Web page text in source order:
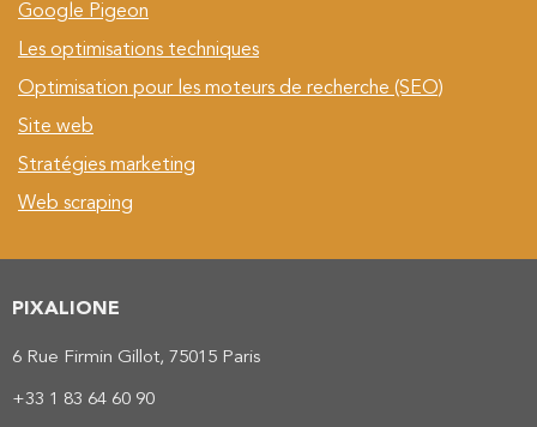
Google Pigeon
Les optimisations techniques
Optimisation pour les moteurs de recherche (SEO)
Site web
Stratégies marketing
Web scraping
PIXALIONE
6 Rue Firmin Gillot, 75015 Paris
+33 1 83 64 60 90